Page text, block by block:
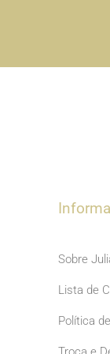
Sobre
Lista de
Política